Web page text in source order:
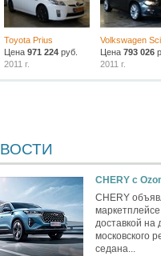
Toyota Prius
Цена971 224 руб.
2011 г.
Volkswagen
Цена793 026
2011 г.
CHERY c
CHERY
доставкой на
московского
седана...